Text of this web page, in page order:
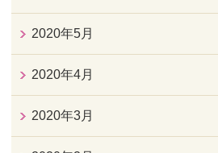
2020年5月
2020年4月
2020年3月